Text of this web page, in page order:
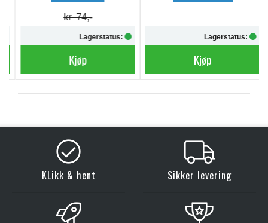
kr 74,-
Lagerstatus:
Kjøp
Lagerstatus:
Kjøp
KLikk & hent Sikker levering